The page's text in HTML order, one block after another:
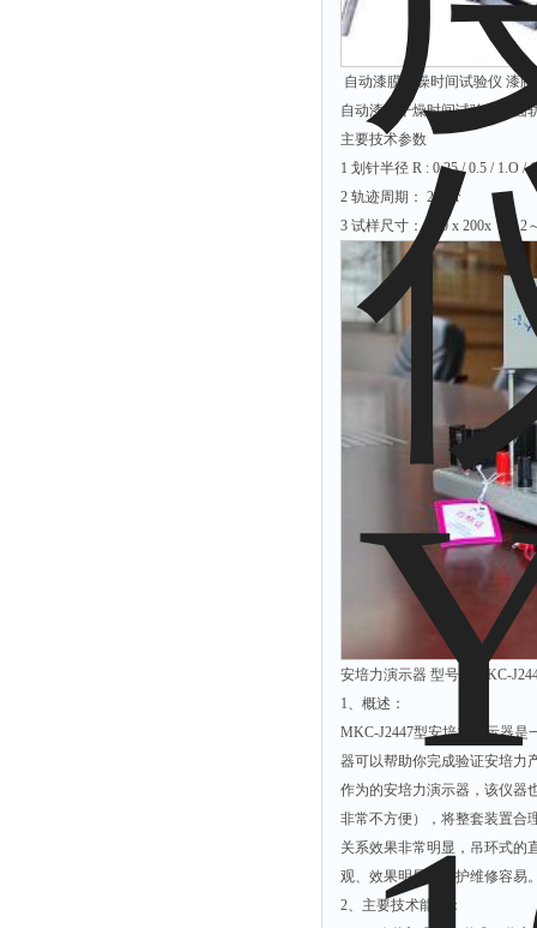
自动漆膜干燥时间试验仪 漆
自动漆膜干燥时间试验仪（圆
主要技术参数
1 划针半径 R : 0.25 / 0.5 / 1.O /
2 轨迹周期： 24 h/r
3 试样尺寸： 200 x 200x （0.2
安培力演示器 型号：MKC-
1、概述：
MKC-J2447型安培力演示器是
器可以帮助你完成验证安培力
作为的安培力演示器，该仪器
非常不方便），将整套装置合
关系效果非常明显，吊环式的
观、效果明显，维护维修容易
2、主要技术能性：